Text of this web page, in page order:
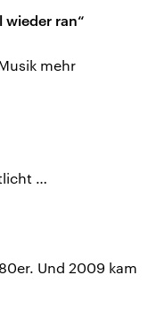
wieder ran“
mehr
…
Und 2009 kam